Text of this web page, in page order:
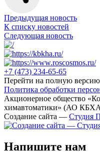
Предыдущая новость
К списку новостей
Следующая новость
+7 (473) 234-65-65
Перейти на полную версию
Политика обработки
Акционерное общество
химавтоматики» (АО
Создание сайта — Студия
Напишите нам